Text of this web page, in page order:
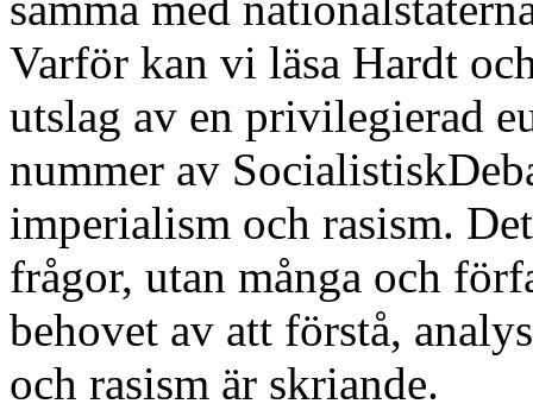
Varför kan vi läsa Hardt
utslag av en privilegierad
nummer av
imperialism och rasism.
frågor, utan många och
behovet av att förstå,
och rasism är skriande.